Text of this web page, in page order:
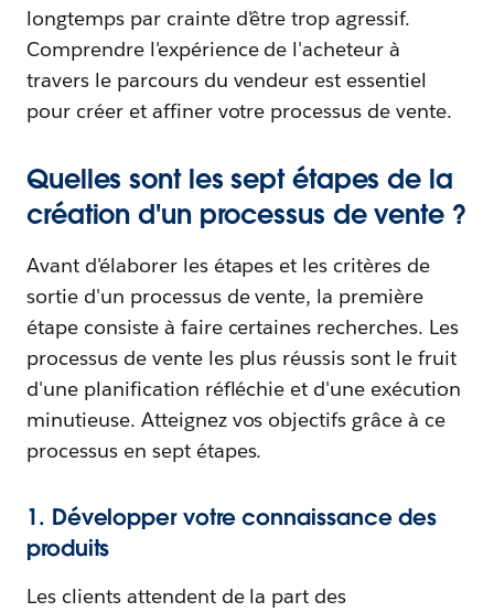
longtemps par crainte d'être trop agressif.
Comprendre l'expérience de l'acheteur à
travers le parcours du vendeur est essentiel
pour créer et affiner votre processus de vente.
Quelles sont les sept étapes de la
création d'un processus de vente ?
Avant d'élaborer les étapes et les critères de
sortie d'un processus de vente, la première
étape consiste à faire certaines recherches. Les
processus de vente les plus réussis sont le fruit
d'une planification réfléchie et d'une exécution
minutieuse. Atteignez vos objectifs grâce à ce
processus en sept étapes.
1. Développer votre connaissance des
produits
Les clients attendent de la part des